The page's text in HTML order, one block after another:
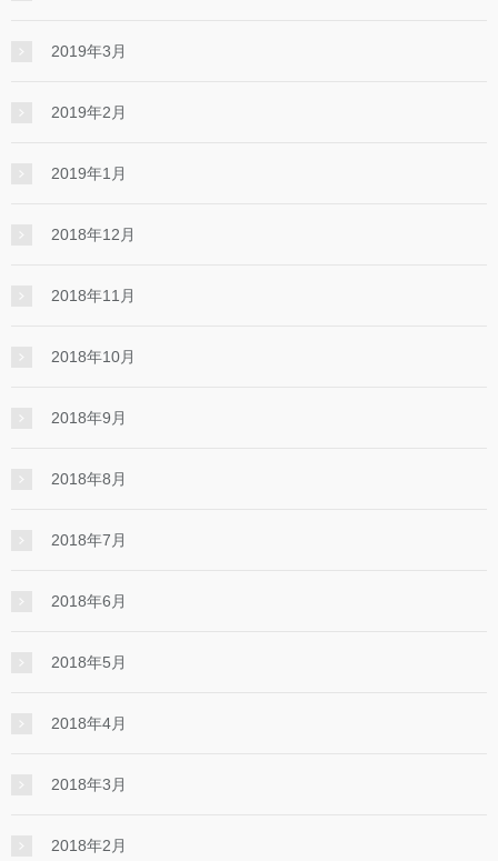
2019年3月
2019年2月
2019年1月
2018年12月
2018年11月
2018年10月
2018年9月
2018年8月
2018年7月
2018年6月
2018年5月
2018年4月
2018年3月
2018年2月